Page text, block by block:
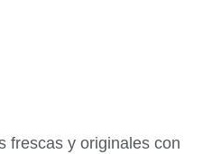
frescas y originales con